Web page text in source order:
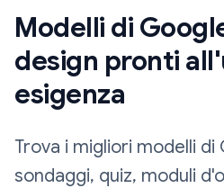
Modelli di
design pronti
esigenza
Trova i migliori modelli
sondaggi, quiz, moduli